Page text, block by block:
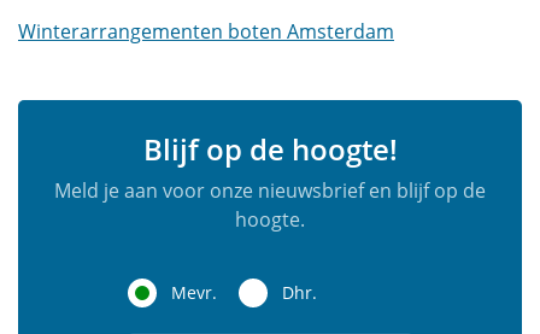
Winterarrangementen boten Amsterdam
Blijf op de hoogte!
Meld je aan voor onze nieuwsbrief en blijf op de
hoogte.
Mevr. Dhr.